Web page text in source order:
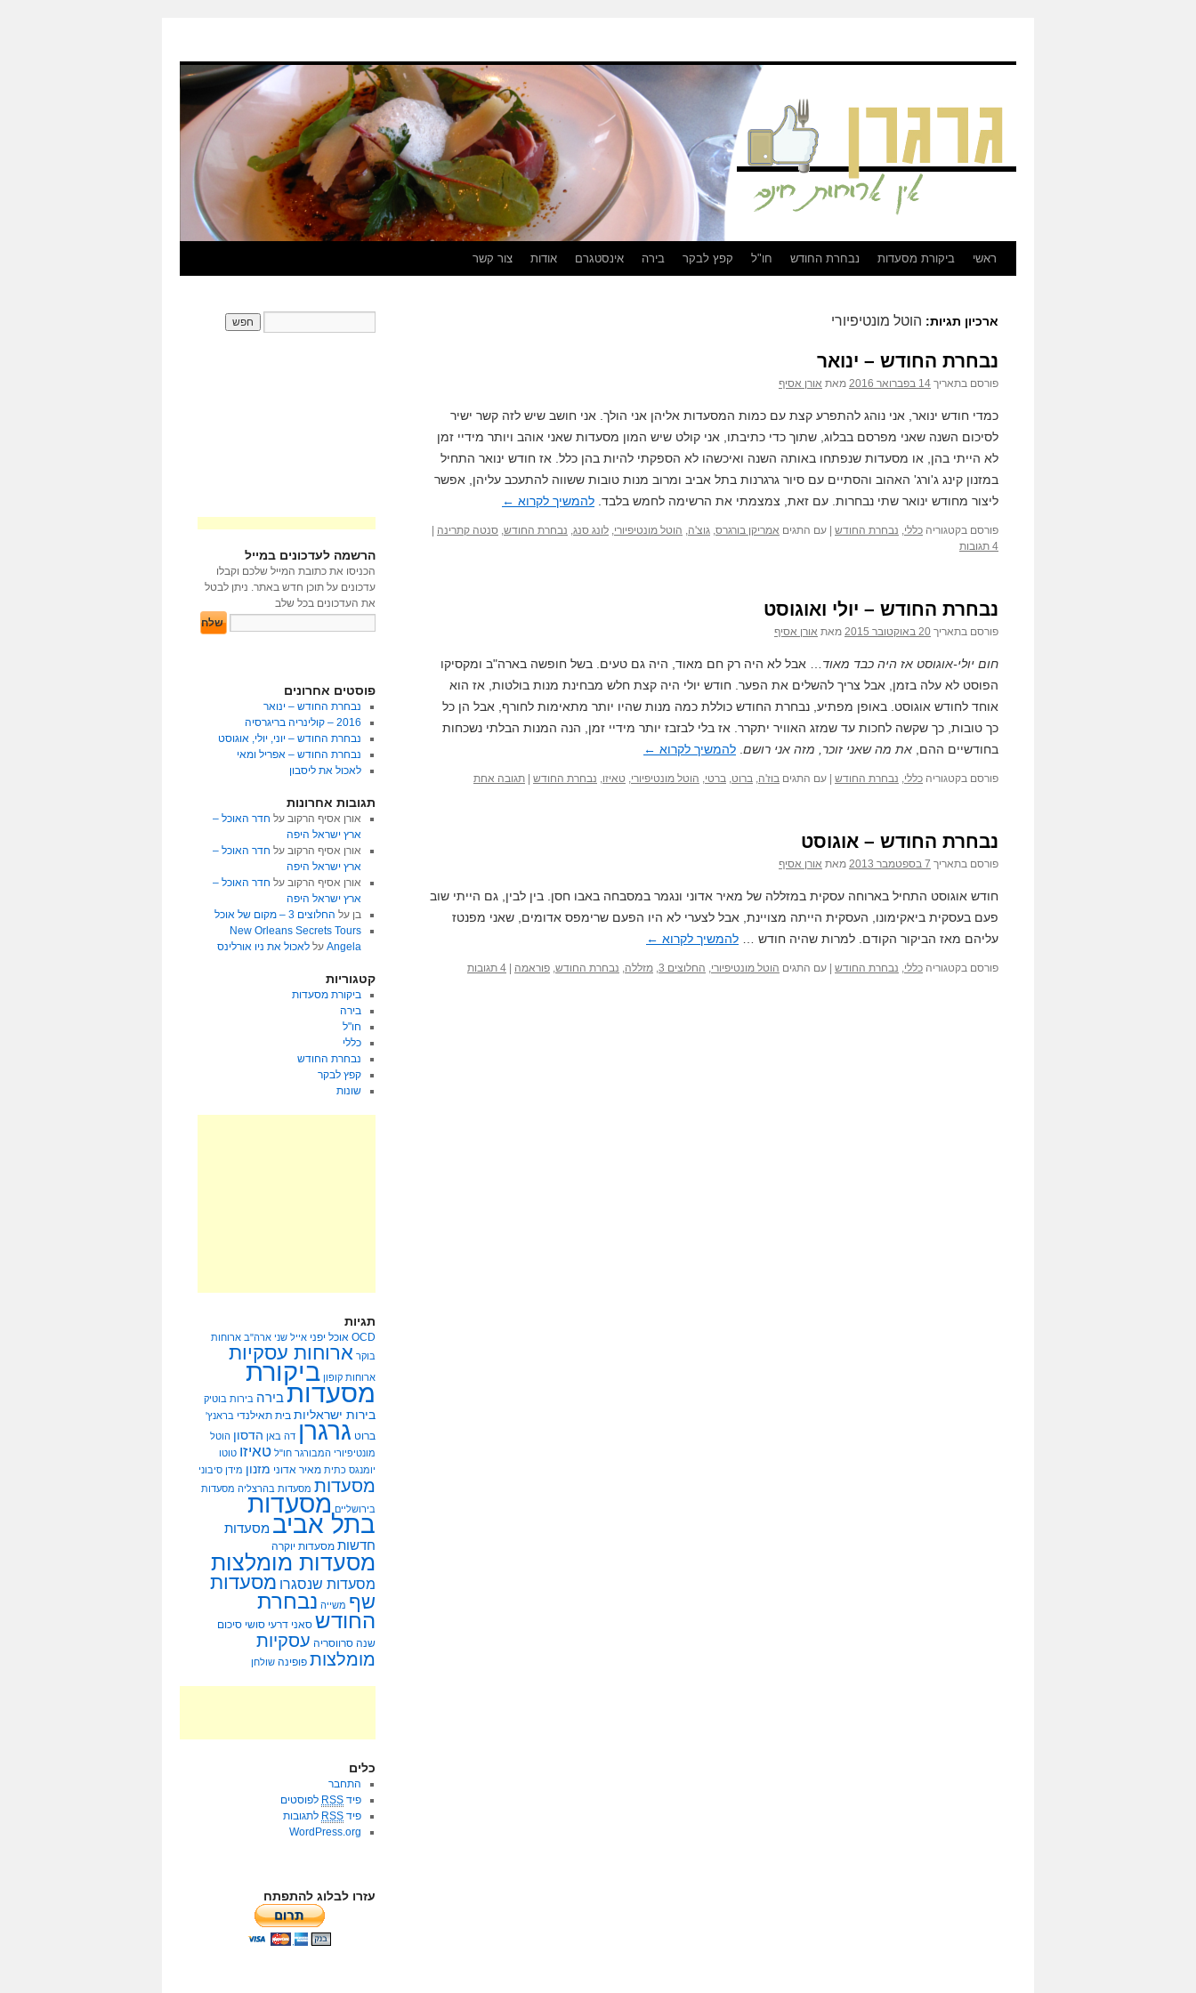
לדלג
ראשי ביקורת מסעדות נבחרת החודש חו"ל קפץ לבקר בירה אינסטגרם אודות צור קשר
ארכיון תגיות: הוטל מונטיפיורי
נבחרת החודש – ינואר
פורסם בתאריך 14 בפברואר 2016 מאת אורן אסיף
כמדי חודש ינואר, אני נוהג להתפרע קצת עם כמות המסעדות אליהן אני הולך. אני חושב שיש לזה קשר ישיר
לסיכום השנה שאני מפרסם בבלוג, שתוך כדי כתיבתו, אני קולט שיש המון מסעדות שאני אוהב ויותר מידיי זמן
לא הייתי בהן, או מסעדות שנפתחו באותה השנה ואיכשהו לא הספקתי להיות בהן כלל. אז חודש ינואר התחיל
במזנון קינג ג'ורג' האהוב והסתיים עם סיור גרגרנות בתל אביב ומרוב מנות טובות ששווה להתעכב עליהן, אפשר
ליצור מחודש ינואר שתי נבחרות. עם זאת, צמצמתי את הרשימה לחמש בלבד. להמשיך לקרוא ←
פורסם בקטגוריה כללי, נבחרת החודש עם התגים אמריקן בורגרס, גוצ'ה, הוטל מונטיפיורי, לונג סנג, נבחרת החודש, סנטה קתרינה
4 תגובות
נבחרת החודש – יולי ואוגוסט
פורסם בתאריך 20 באוקטובר 2015 מאת אורן אסיף
חום יולי-אוגוסט אז היה כבד מאוד … אבל לא היה רק חם מאוד, היה גם טעים. בשל חופשה בארה"ב ומקסיקו
הפוסט לא עלה בזמן, אבל צריך להשלים את הפער. חודש יולי היה קצת חלש מבחינת מנות בולטות, אז הוא
אוחד לחודש אוגוסט. באופן מפתיע, נבחרת החודש כוללת כמה מנות שהיו יותר מתאימות לחורף, אבל הן כל
כך טובות, כך שקשה לחכות עד שמזג האוויר יתקרר. אז בלי לבזבז יותר מידיי זמן, הנה המנות הבלתי נשכחות
בחודשיים ההם, את מה שאני זוכר, מזה אני רושם להמשיך לקרוא ←
פורסם בקטגוריה כללי, נבחרת החודש עם התגים בוז'ה, ברוט, ברטי, הוטל מונטיפיורי, טאיזו, נבחרת החודש תגובה אחת
נבחרת החודש – אוגוסט
פורסם בתאריך 7 בספטמבר 2013 מאת אורן אסיף
חודש אוגוסט התחיל בארוחה עסקית במזללה של מאיר אדוני ונגמר במסבחה באבו חסן. בין לבין, גם הייתי שוב
פעם בעסקית ביאקימונו, העסקית הייתה מצויינת, אבל לצערי לא היו הפעם שרימפס אדומים, שאני מפנטז
עליהם מאז הביקור הקודם. למרות שהיה חודש … להמשיך לקרוא ←
פורסם בקטגוריה כללי, נבחרת החודש עם התגים הוטל מונטיפיורי, החלוצים 3 , מזללה, נבחרת החודש, פוראמה 4 תגובות
הרשמה לעדכונים במייל
הכניסו את כתובת המייל שלכם וקבלו
עדכונים על תוכן חדש באתר. ניתן לבטל
את העדכונים בכל שלב
פוסטים אחרונים
נבחרת החודש – ינואר
2016 – קולינריה בריגרסיה
נבחרת החודש – יוני, יולי, אוגוסט
נבחרת החודש – אפריל ומאי
לאכול את ליסבון
תגובות אחרונות
אורן אסיף הרקובעל חדר האוכל –
ארץ ישראל היפה
אורן אסיף הרקובעל חדר האוכל –
ארץ ישראל היפה
אורן אסיף הרקובעל חדר האוכל –
ארץ ישראל היפה
בן על החלוצים 3 – מקום של אוכל
New Orleans Secrets Tours
Angelaעל לאכול את ניו אורלינס
קטגוריות
ביקורת מסעדות
בירה
חו"ל
כללי
נבחרת החודש
קפץ לבקר
שונות
תגיות
OCD אוכל יפני אייל שני ארה"ב ארוחות
בוקר ארוחות עסקיות
ארוחות קופון ביקורת
מסעדותבירה בירות בוטיק
בירות ישראליות בית תאילנדי בראנץ'
ברוט גרגרן דה באן הדסון הוטל
מונטיפיורי המבורגר חו"ל טאיזו טוטו
יומנגס כתית מאיר אדוני מזנון מידן סיבוני
מסעדות מסעדות בהרצליה מסעדות
בירושליים מסעדות
בתל אביב מסעדות
חדשות מסעדות יוקרה
מסעדות מומלצות
מסעדות שנסגרו מסעדות
שף משייה נבחרת
החודש סאני דרעי סושי סיכום
שנה סרווסריה עסקיות
מומלצות פופינה שולחן
כלים
התחבר
פיד RSS לפוסטים
פיד RSS לתגובות
WordPress.org
עזרו לבלוג להתפתח